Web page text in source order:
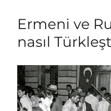
Ermeni ve
nasıl